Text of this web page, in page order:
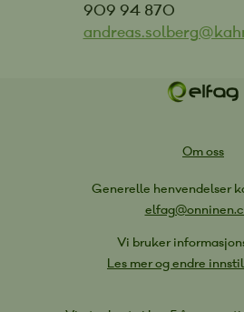
909 94 870
Om oss
Generelle henvendelser
Vi bruker
Les mer og endre